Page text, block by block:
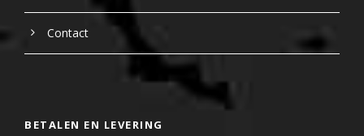
Contact
BETALEN EN LEVERING